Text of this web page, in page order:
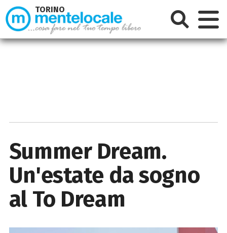
Summer Dream.
Un'estate da sogno
al To Dream
TORINO